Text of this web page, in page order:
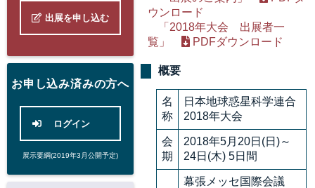
出展を申し込む
お申し込み済みの方へ
ログイン
展示要綱(2019年3月公開予定)
ウンロード
「2018年大会 出展者一
覧」
PDFダウンロード
概要
名
称
日本地球惑星科学連合
2018年大会
会
期
2018年5月20日(日)～
24日(木) 5日間
幕張メッセ国際会議